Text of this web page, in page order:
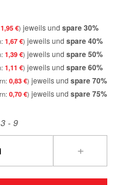
1,95 € jeweils und spare30%
1,67 € jeweils und spare40%
1,39 € jeweils und spare50%
1,11 € jeweils und spare60%
0,83 € jeweils und spare70%
0,70 € jeweils und spare75%
3 - 9
+